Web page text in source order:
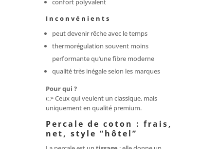
confort polyvalent
Inconvénients
peut devenir rêche avec le temps
thermorégulation souvent moins
performante qu’une fibre moderne
qualité très inégale selon les marques
Pour qui ?
👉 Ceux qui veulent un classique, mais
uniquement en qualité premium.
Percale de coton : frais,
net, style “hôtel”